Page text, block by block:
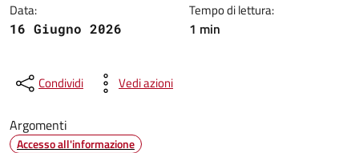
Data:
16 Giugno 2026
Tempo di lettura:
1 min
Condividi Vedi azioni
Argomenti
Accesso all'informazione